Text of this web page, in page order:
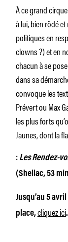
À ce grand
à lui, bien rôdé
politiques en
clowns ?) et en
chacun à se
dans sa
convoque les
Prévert ou Max
les plus forts
Jaunes, dont la
: Les Rendez-
(Shellac, 53
Jusqu’au 5
place,cliquez ici.